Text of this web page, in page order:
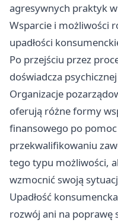
agresywnych praktyk
Wsparcie i możliwości
upadłości
Po przejściu przez
doświadcza
Organizacje
oferują różne formy
finansowego po
przekwalifikowaniu
tego typu możliwości,
wzmocnić swoją
Upadłość
rozwój ani na poprawę